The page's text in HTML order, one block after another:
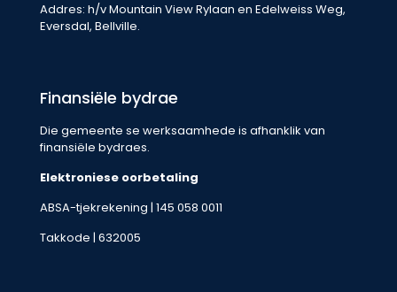
Addres: h/v Mountain View Rylaan en Edelweiss Weg,
Eversdal, Bellville.
Finansiële bydrae
Die gemeente se werksaamhede is afhanklik van
finansiële bydraes.
Elektroniese oorbetaling
ABSA-tjekrekening | 145 058 0011
Takkode | 632005